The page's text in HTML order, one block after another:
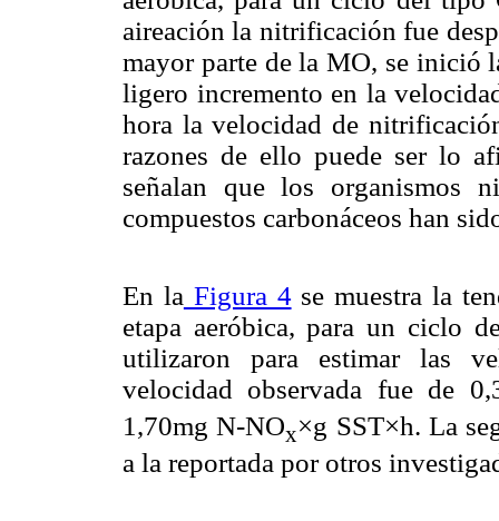
aireación la nitrificación fue
mayor parte de la MO, se
ligero incremento en la
hora la velocidad de
razones de ello puede ser lo
señalan que los organismos
compuestos carbonáceos han
En la Figura 4se muestra la
etapa aeróbica, para un ciclo
utilizaron para estimar las
velocidad observada fue de
1,70mg N-NOx×g SST×h. La
a la reportada por otros